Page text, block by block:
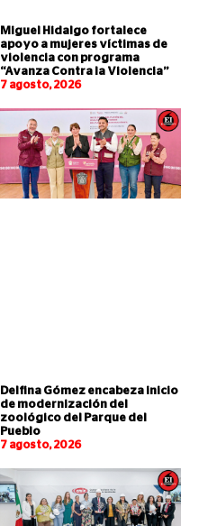
Miguel Hidalgo fortalece
apoyo a mujeres víctimas de
violencia con programa
“Avanza Contra la Violencia”
7 agosto, 2026
Delfina Gómez encabeza inicio
de modernización del
zoológico del Parque del
Pueblo
7 agosto, 2026